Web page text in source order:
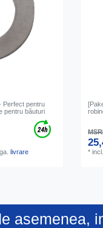
Perfect pentru
pentru băuturi
livrare *
asemenea,